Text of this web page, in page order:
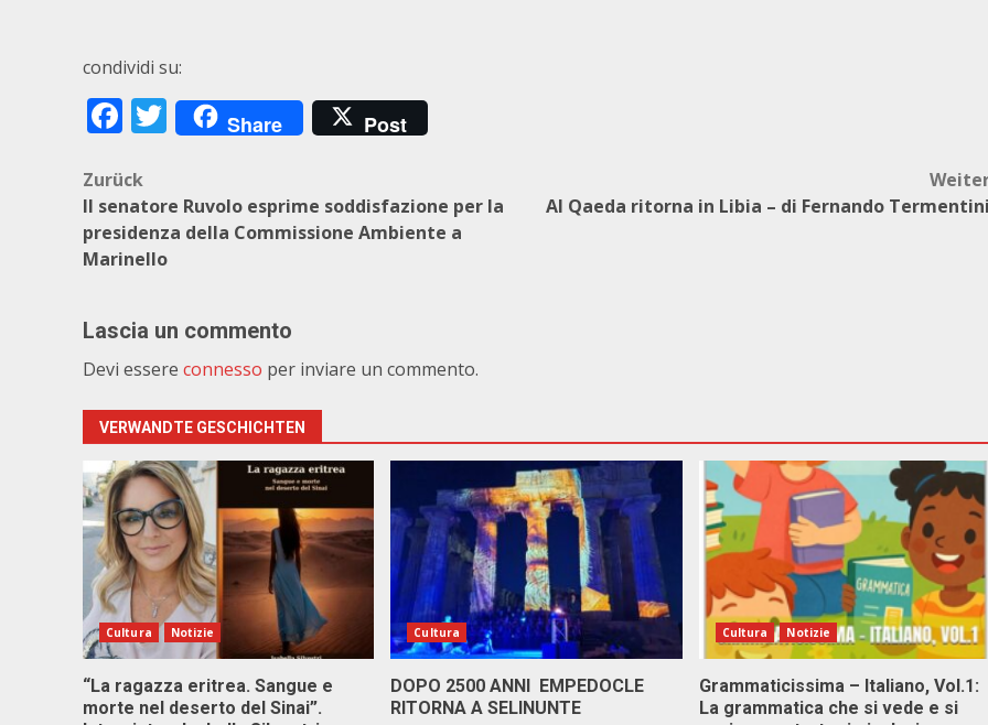
condividi su:
Facebook
Twitter
Share Post
Beitragsnavigation
Zurück
Il senatore Ruvolo esprime soddisfazione per la
presidenza della Commissione Ambiente a
Marinello
Al Qaeda ritorna in Libia – di Fernando
Lascia un commento
Devi essere connesso per inviare un commento.
VERWANDTE GESCHICHTEN
Cultura Notizie
“La ragazza eritrea. Sangue e
morte nel deserto del Sinai”.
Cultura
DOPO 2500 ANNI EMPEDOCLE
RITORNA A SELINUNTE
Cultura Notizie
Grammaticissima – Italiano, Vol.1:
La grammatica che si vede e si